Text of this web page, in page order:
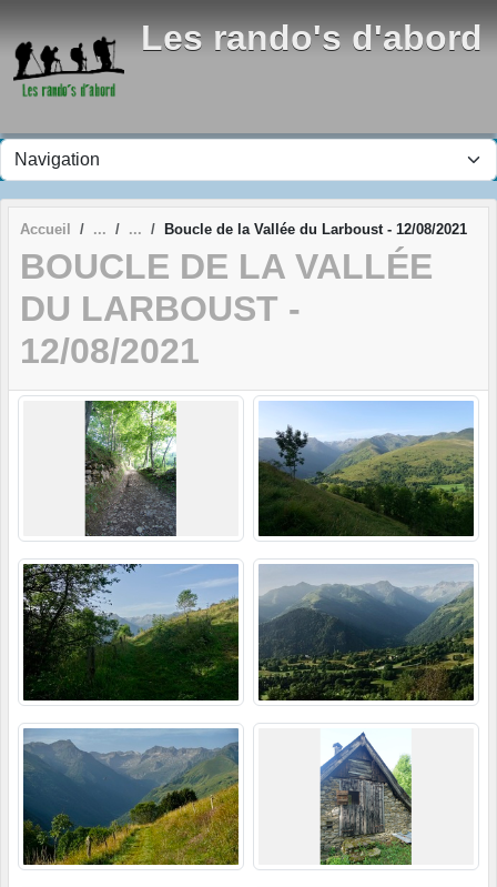
Les rando's d'abord
Accueil Boucle de la Vallée du Larboust - 12/08/2021
BOUCLE DE LA VALLÉE
DU LARBOUST -
12/08/2021